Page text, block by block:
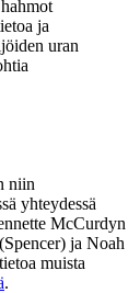
ja
uran
niin
yhteydessä
McCurdyn
ja Noah
muista
.